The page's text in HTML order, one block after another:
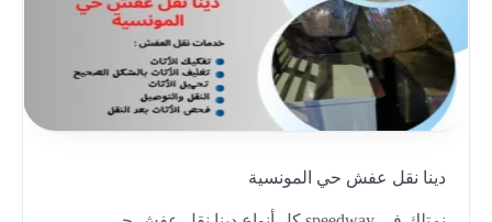
دينا نقل عفش حي المونسية